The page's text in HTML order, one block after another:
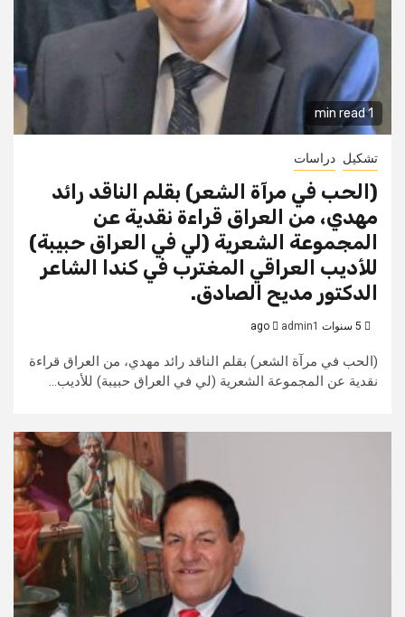
1 min read
تشكيل دراسات
(الحب في مرآة الشعر) بقلم الناقد رائد
مهدي، من العراق قراءة نقدية عن
المجموعة الشعرية (لي في العراق حبيبة)
للأديب العراقي المغترب في كندا الشاعر
الدكتور مديح الصادق.
admin1
(الحب في مرآة الشعر) بقلم الناقد رائد مهدي، من العراق قراءة
نقدية عن المجموعة الشعرية (لي في العراق حبيبة) للأديب...